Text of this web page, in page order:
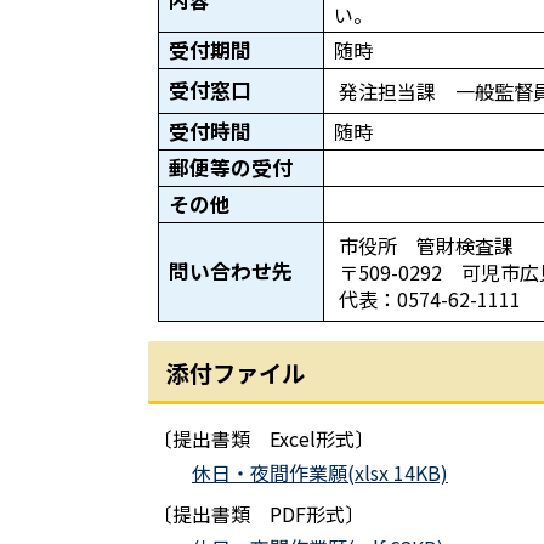
い。
受付期間
随時
受付窓口
発注担当課 一般監督
受付時間
随時
郵便等の受付
その他
問い合わせ先
市役所 管財検査課
〒509-0292 可児市広
代表：0574-62-1111
添付ファイル
〔提出書類 Excel形式〕
休日・夜間作業願(xlsx 14KB)
〔提出書類 PDF形式〕